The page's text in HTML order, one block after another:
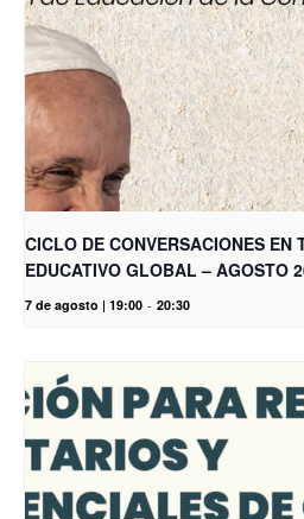
CICLO DE CONVERSACIONES EN
EDUCATIVO GLOBAL – AGOSTO
7 de agosto | 19:00 - 20:30